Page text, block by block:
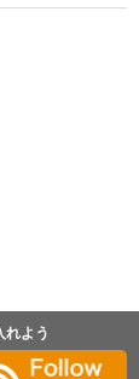
れよう